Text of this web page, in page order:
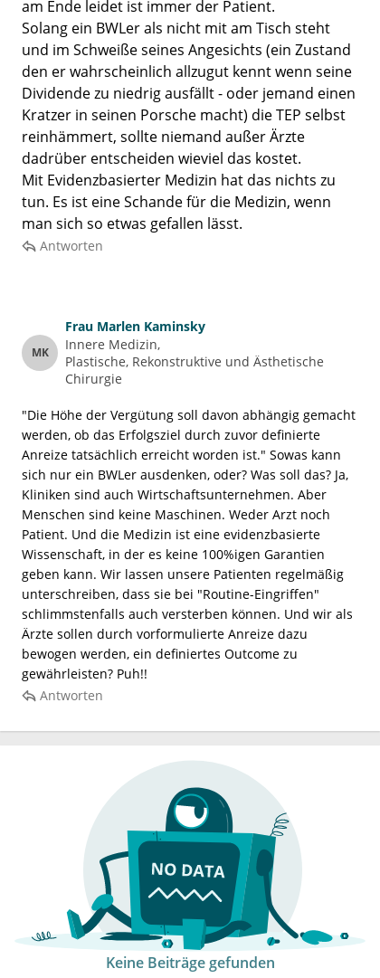
am Ende leidet ist immer der Patient.
Solang ein BWLer als nicht mit am Tisch steht
und im Schweiße seines Angesichts (ein Zustand
den er wahrscheinlich allzugut kennt wenn seine
Dividende zu niedrig ausfällt - oder jemand einen
Kratzer in seinen Porsche macht) die TEP selbst
reinhämmert, sollte niemand außer Ärzte
dadrüber entscheiden wieviel das kostet.
Mit Evidenzbasierter Medizin hat das nichts zu
tun. Es ist eine Schande für die Medizin, wenn
man sich so etwas gefallen lässt.
Antworten
MK
Frau Marlen Kaminsky
Innere Medizin
Plastische, Rekonstruktive und Ästhetische
Chirurgie
"Die Höhe der Vergütung soll davon abhängig gemacht
werden, ob das Erfolgsziel durch zuvor definierte
Anreize tatsächlich erreicht worden ist." Sowas kann
sich nur ein BWLer ausdenken, oder? Was soll das? Ja,
Kliniken sind auch Wirtschaftsunternehmen. Aber
Menschen sind keine Maschinen. Weder Arzt noch
Patient. Und die Medizin ist eine evidenzbasierte
Wissenschaft, in der es keine 100%igen Garantien
geben kann. Wir lassen unsere Patienten regelmäßig
unterschreiben, dass sie bei "Routine-Eingriffen"
schlimmstenfalls auch versterben können. Und wir als
Ärzte sollen durch vorformulierte Anreize dazu
bewogen werden, ein definiertes Outcome zu
gewährleisten? Puh!!
Antworten
Keine Beiträge gefunden